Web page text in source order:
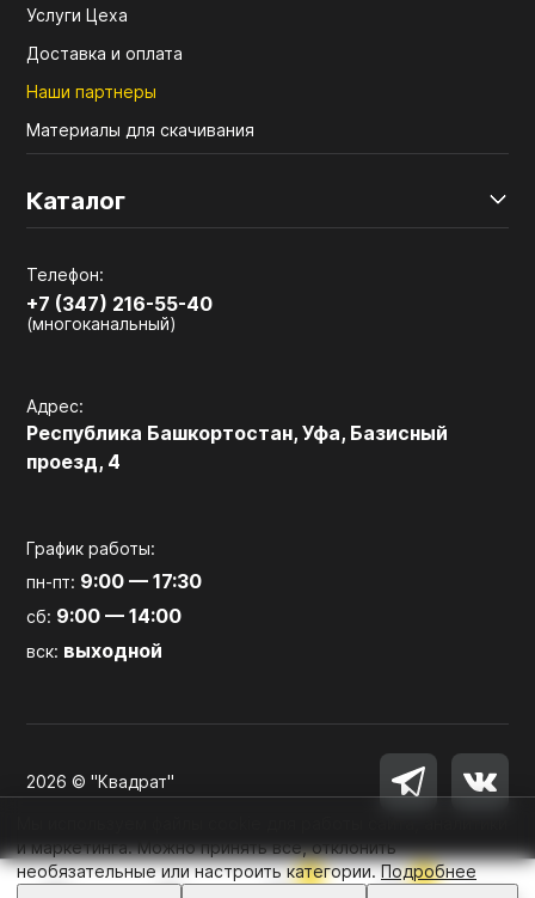
0 0
Услуги Цеха
Доставка и оплата
Наши партнеры
Материалы для скачивания
Каталог
Телефон:
+7 (347) 216-55-40
(многоканальный)
Адрес:
Республика Башкортостан, Уфа, Базисный
проезд, 4
График работы:
пн-пт: 9:00 — 17:30
сб: 9:00 — 14:00
вск: выходной
2026 © "Квадрат"
и маркетинга. Можно принять все, отклонить
необязательные или настроить категории.Подробнее